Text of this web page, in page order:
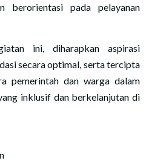
berorientasi pada pelayanan
ini, diharapkan aspirasi
secara optimal, serta tercipta
pemerintah dan warga dalam
inklusif dan berkelanjutan di